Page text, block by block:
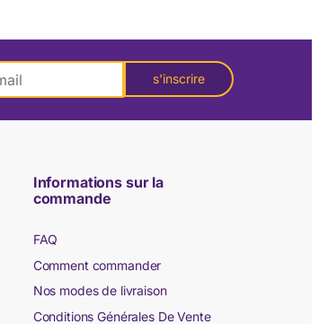
s'inscrire
Informations sur la
commande
FAQ
Comment commander
Nos modes de livraison
Conditions Générales De Vente